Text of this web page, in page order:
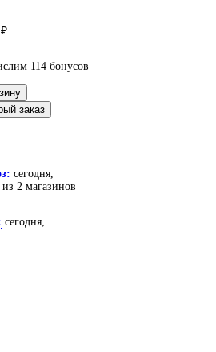
114 бонусов
заказ
сегодня,
, из 2 магазинов
сегодня,